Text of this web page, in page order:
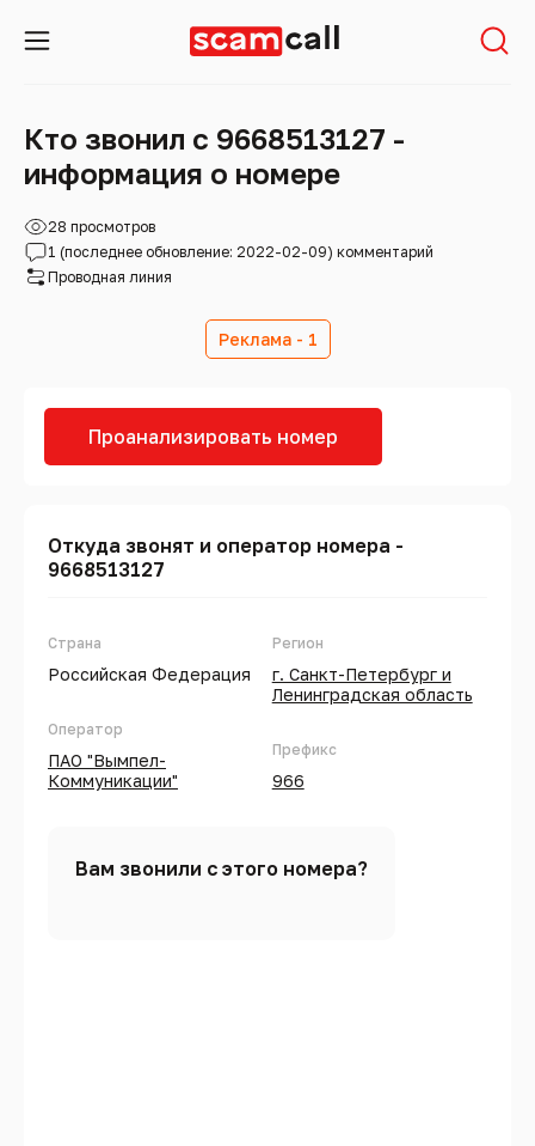
Кто звонил с 9668513127 -
информация о номере
28 просмотров
1 (последнее обновление: 2022-02-09) комментарий
Проводная линия
Реклама - 1
Проанализировать номер
Откуда звонят и оператор номера -
9668513127
Страна
Российская Федерация
Оператор
ПАО "Вымпел-
Коммуникации"
Регион
г. Санкт-Петербург и
Ленинградская область
Префикс
966
Вам звонили с этого номера?